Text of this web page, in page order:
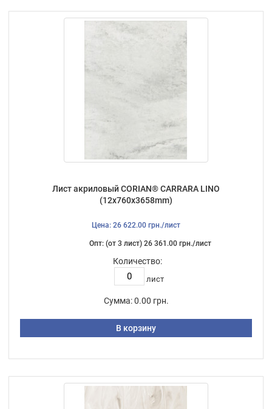
Лист акриловый CORIAN® CARRARA LINO
(12х760х3658mm)
Цена: 26 622.00 грн./лист
Опт: (от 3 лист) 26 361.00 грн./лист
Количество:
лист
Сумма: 0.00 грн.
В корзину